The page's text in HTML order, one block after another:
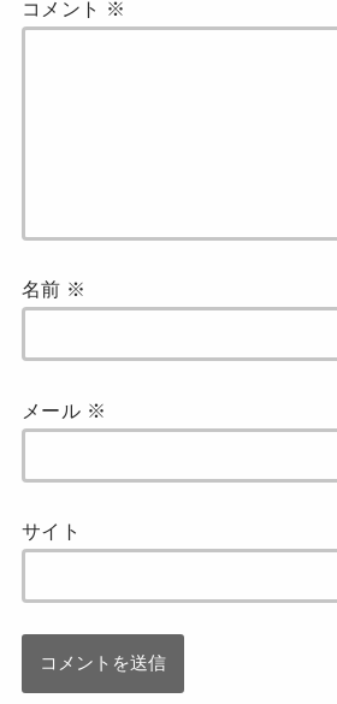
コメント ※
名前 ※
メール ※
サイト